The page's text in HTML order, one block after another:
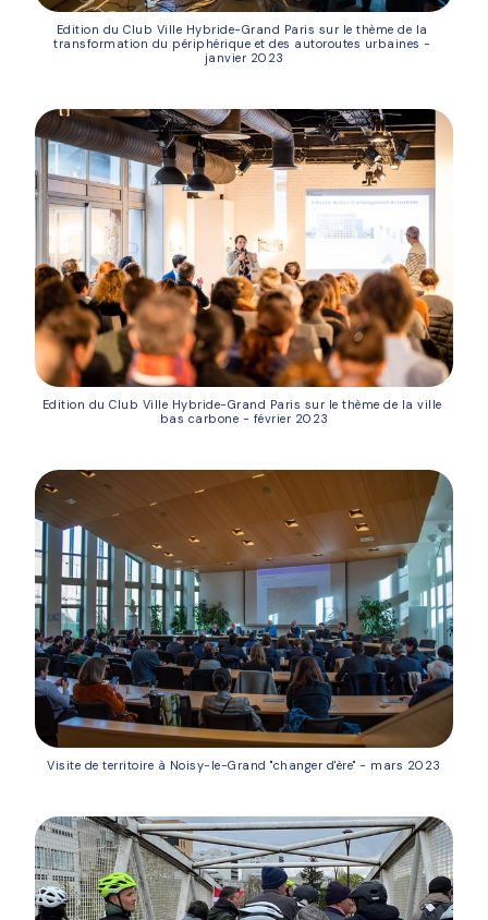
Edition du Club Ville Hybride-Grand Paris sur le thème de la
transformation du périphérique et des autoroutes urbaines -
janvier 2023
Edition du Club Ville Hybride-Grand Paris sur le thème de la ville
bas carbone - février 2023
Visite de territoire à Noisy-le-Grand "changer d'ère" - mars 2023